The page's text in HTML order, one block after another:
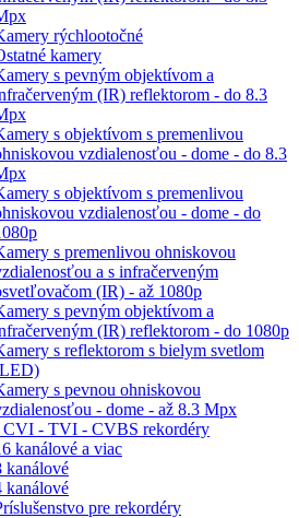
rýchlootočné
kamery
s pevným objektívom a
(IR) reflektorom - do 8.3
s objektívom s premenlivou
vzdialenosťou - dome - do 8.3
s objektívom s premenlivou
vzdialenosťou - dome - do
s premenlivou ohniskovou
a s infračerveným
(IR) - až 1080p
s pevným objektívom a
(IR) reflektorom - do 1080p
s reflektorom s bielym svetlom
s pevnou ohniskovou
- dome - až 8.3 Mpx
- TVI - CVBS rekordéry
kanálové a viac
kanálové
kanálové
pre rekordéry